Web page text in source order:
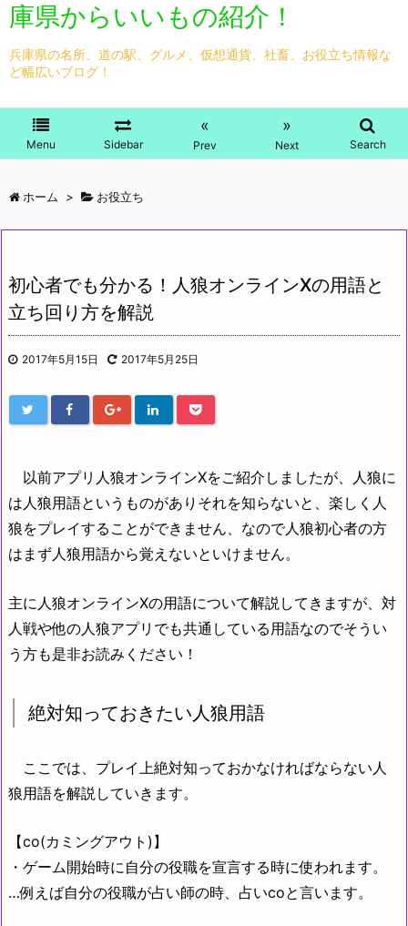
庫県からいいもの紹介！
兵庫県の名所、道の駅、グルメ、仮想通貨、社畜、お役立ち情報な
ど幅広いブログ！
Menu Sidebar
«
Prev
»
Next Search
ホーム > お役立ち
初心者でも分かる！人狼オンラインXの用語と
立ち回り方を解説
2017年5月15日 2017年5月25日
以前アプリ人狼オンラインXをご紹介しましたが、人狼に
は人狼用語というものがありそれを知らないと、楽しく人
狼をプレイすることができません、なので人狼初心者の方
はまず人狼用語から覚えないといけません。
主に人狼オンラインXの用語について解説してきますが、対
人戦や他の人狼アプリでも共通している用語なのでそうい
う方も是非お読みください ！
絶対知っておきたい人狼用語
ここでは、プレイ上絶対知っておかなければならない人
狼用語を解説していきます。
【co(カミングアウト)】
・ゲーム開始時に自分の役職を宣言する時に使われます。
…例えば自分の役職が占い師の時、占いcoと言います。